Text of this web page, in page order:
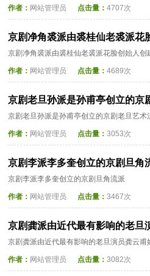
作者： 网站管理员 点击量： 4707次
京剧净角裘派由裘桂仙老裘派花
京剧净角裘派由裘桂仙老裘派花脸创始人创
作者： 网站管理员 点击量： 4689次
京剧老旦孙派是孙甫亭创立的京
京剧老旦孙派是孙甫亭创立的京剧老旦艺术
作者： 网站管理员 点击量： 3053次
京剧李派李多奎创立的京剧旦角
京剧李派李多奎创立的京剧旦角流派
作者： 网站管理员 点击量： 3467次
京剧龚派由近代最有影响的老旦
京剧龚派由近代最有影响的老旦演员龚云甫
作者： 网站管理员 点击量： 3082次